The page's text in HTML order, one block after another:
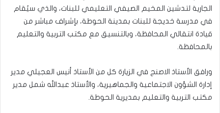
الجارية لتدشين المخيم الصيفي التعليمي للبنات، والذي سيُقام
في مدرسة خديجة للبنات بمدينة الحوطة، بإشراف مباشر من
قيادة انتقالي المحافظة، وبالتنسيق مع مكتب التربية والتعليم
بالمحافظة.
ورافق الأستاذ الاصنج في الزيارة كل من الأستاذ أنيس العجيلي مدير
إدارة الشؤون الاجتماعية والجماهيرية، والأستاذ عبدالله شمل مدير
مكتب التربية والتعليم بمديرية الحوطة.